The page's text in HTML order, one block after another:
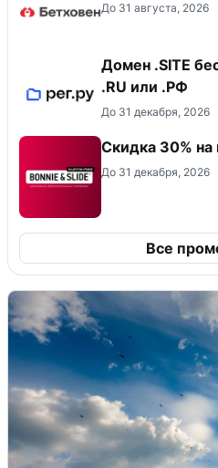
До 31 августа, 2026
Домен .SITE
.RU или .РФ
До 31 декабря, 2026
Скидка 30% на
До 31 декабря, 2026
Все